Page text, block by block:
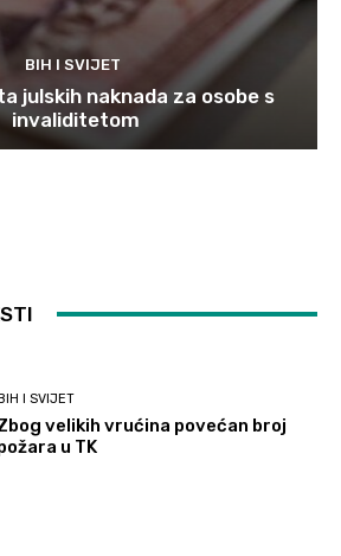
BIH I SVIJET
julskih naknada za osobe s
invaliditetom
BIH I SVIJET
velikih vrućina povećan broj
u TK